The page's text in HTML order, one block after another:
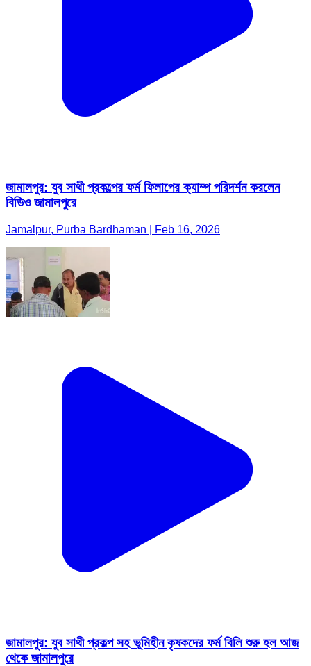
জামালপুর: যুব সাথী প্রকল্পের ফর্ম ফিলাপের ক্যাম্প পরিদর্শন করলেন
বিডিও জামালপুরে
Jamalpur, Purba Bardhaman | Feb 16, 2026
জামালপুর: যুব সাথী প্রকল্প সহ ভূমিহীন কৃষকদের ফর্ম বিলি শুরু হল আজ
থেকে জামালপুরে